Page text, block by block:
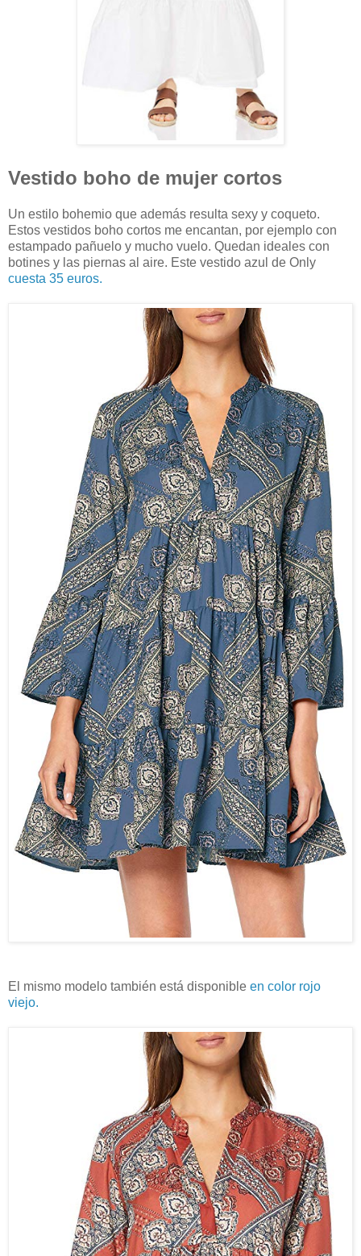
Vestido boho de mujer cortos
Un estilo bohemio que además resulta sexy y coqueto.
Estos vestidos boho cortos me encantan, por ejemplo con
estampado pañuelo y mucho vuelo. Quedan ideales con
botines y las piernas al aire. Este vestido azul de Only
cuesta 35 euros.
El mismo modelo también está disponible en color rojo
viejo.